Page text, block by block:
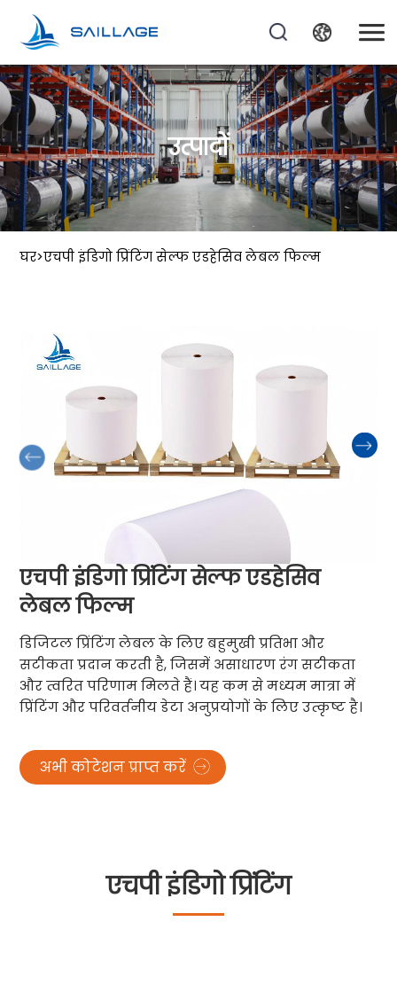
उत्पादों
घर>एचपी इंडिगो प्रिंटिंग सेल्फ एडहेसिव लेबल फिल्म
एचपी इंडिगो प्रिंटिंग सेल्फ एडहेसिव
लेबल फिल्म
डिजिटल प्रिंटिंग लेबल के लिए बहुमुखी प्रतिभा और
सटीकता प्रदान करती है, जिसमें असाधारण रंग सटीकता
और त्वरित परिणाम मिलते हैं। यह कम से मध्यम मात्रा में
प्रिंटिंग और परिवर्तनीय डेटा अनुप्रयोगों के लिए उत्कृष्ट है।
अभी कोटेशन प्राप्त करें
एचपी इंडिगो प्रिंटिंग